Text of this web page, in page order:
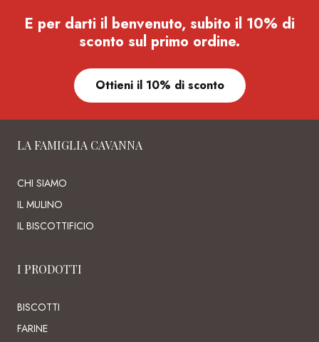
E per darti il benvenuto, subito il 10% di
sconto sul primo ordine.
Ottieni il 10% di sconto
LA FAMIGLIA CAVANNA
CHI SIAMO
IL MULINO
IL BISCOTTIFICIO
I PRODOTTI
BISCOTTI
FARINE